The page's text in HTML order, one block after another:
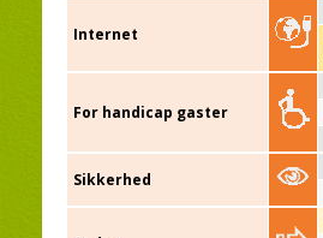
Internet
For handicap gaster
Sikkerhed